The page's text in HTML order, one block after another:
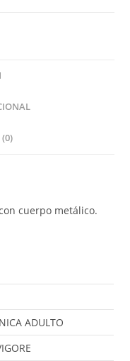
cuerpo metálico.
ADULTO